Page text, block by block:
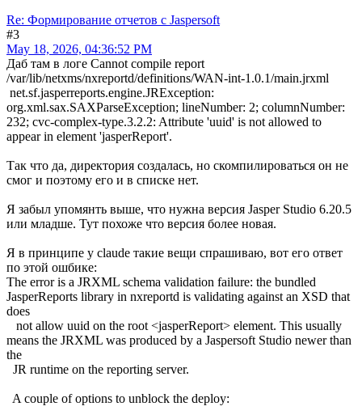
Re: Формирование отчетов с Jaspersoft
#3
May 18, 2026, 04:36:52 PM
Даб там в логе Cannot compile report
/var/lib/netxms/nxreportd/definitions/WAN-int-1.0.1/main.jrxml
net.sf.jasperreports.engine.JRException:
org.xml.sax.SAXParseException; lineNumber: 2; columnNumber:
232; cvc-complex-type.3.2.2: Attribute 'uuid' is not allowed to
appear in element 'jasperReport'.
Так что да, директория создалась, но скомпилироваться он не
смог и поэтому его и в списке нет.
Я забыл упомянть выше, что нужна версия Jasper Studio 6.20.5
или младше. Тут похоже что версия более новая.
Я в принципе у claude такие вещи спрашиваю, вот его ответ
по этой ошбике:
The error is a JRXML schema validation failure: the bundled
JasperReports library in nxreportd is validating against an XSD that
does
not allow uuid on the root <jasperReport> element. This usually
means the JRXML was produced by a Jaspersoft Studio newer than
the
JR runtime on the reporting server.
A couple of options to unblock the deploy: